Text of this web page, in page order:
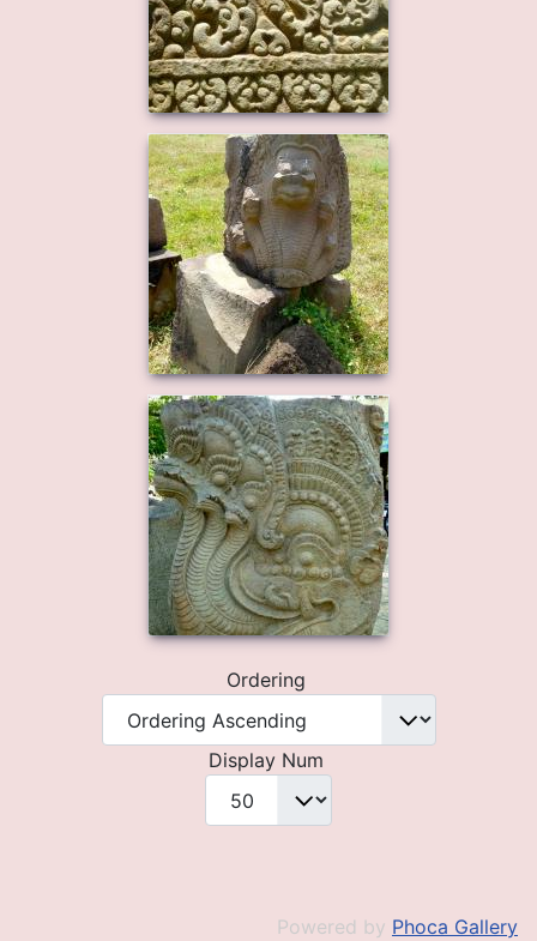
Ordering
Display Num
Powered by Phoca Gallery